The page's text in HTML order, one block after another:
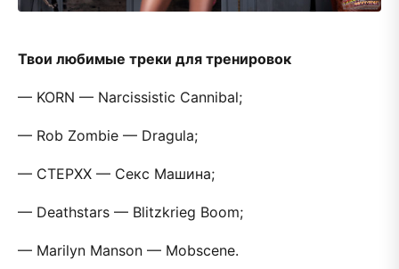
Твои любимые треки для тренировок
— KORN — Narcissistic Cannibal;
— Rob Zombie — Dragula;
— СТЕРХХ — Секс Машина;
— Deathstars — Blitzkrieg Boom;
— Marilyn Manson — Mobscene.